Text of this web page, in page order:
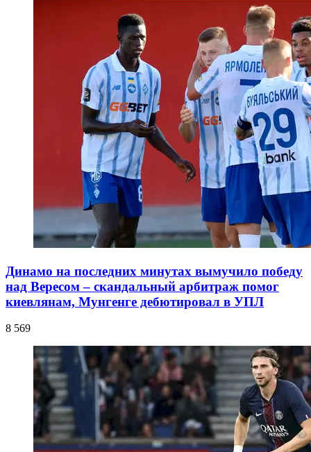
Динамо на последних минутах вымучило победу
над Вересом – скандальный арбитраж помог
киевлянам, Мунгенге дебютировал в УПЛ
8 569